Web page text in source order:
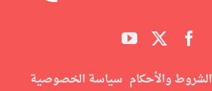
الشروط والأحكام سياسة الخصوصية